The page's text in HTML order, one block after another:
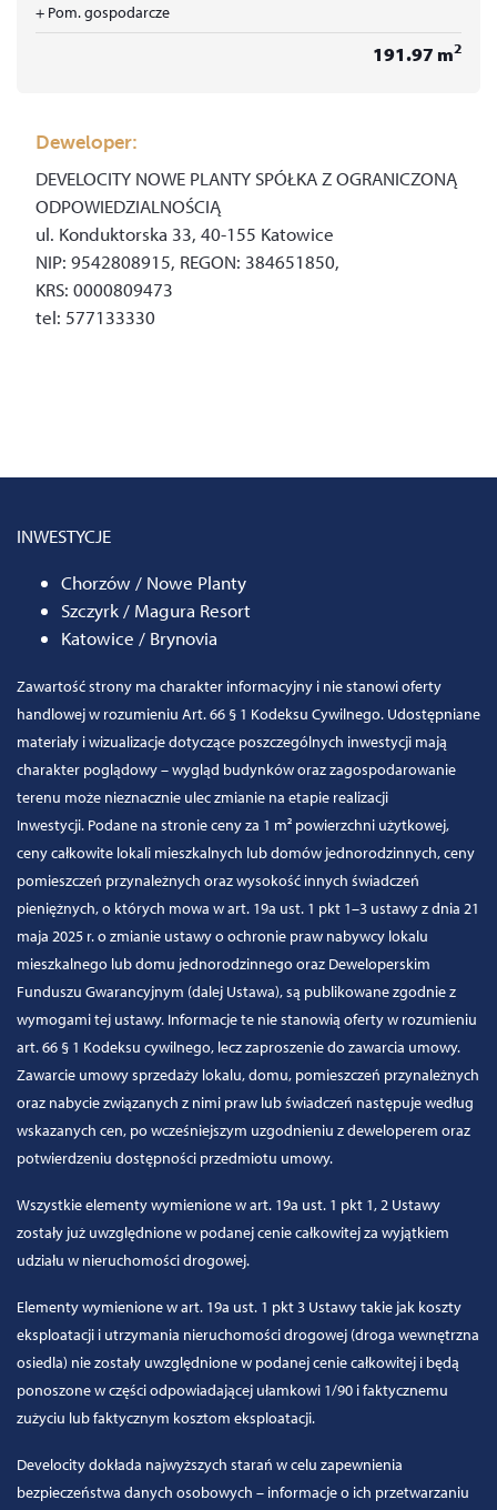
+ Pom. gospodarcze
191.97 m2
Deweloper:
DEVELOCITY NOWE PLANTY SPÓŁKA Z OGRANICZONĄ
ODPOWIEDZIALNOŚCIĄ
ul. Konduktorska 33, 40-155 Katowice
NIP: 9542808915, REGON: 384651850,
KRS: 0000809473
tel: 577133330
INWESTYCJE
Chorzów / Nowe Planty
Szczyrk / Magura Resort
Katowice / Brynovia
Zawartość strony ma charakter informacyjny i nie stanowi oferty
handlowej w rozumieniu Art. 66 § 1 Kodeksu Cywilnego. Udostępniane
materiały i wizualizacje dotyczące poszczególnych inwestycji mają
charakter poglądowy – wygląd budynków oraz zagospodarowanie
terenu może nieznacznie ulec zmianie na etapie realizacji
Inwestycji. Podane na stronie ceny za 1 m² powierzchni użytkowej,
ceny całkowite lokali mieszkalnych lub domów jednorodzinnych, ceny
pomieszczeń przynależnych oraz wysokość innych świadczeń
pieniężnych, o których mowa w art. 19a ust. 1 pkt 1–3 ustawy z dnia 21
maja 2025 r. o zmianie ustawy o ochronie praw nabywcy lokalu
mieszkalnego lub domu jednorodzinnego oraz Deweloperskim
Funduszu Gwarancyjnym (dalej Ustawa), są publikowane zgodnie z
wymogami tej ustawy. Informacje te nie stanowią oferty w rozumieniu
art. 66 § 1 Kodeksu cywilnego, lecz zaproszenie do zawarcia umowy.
Zawarcie umowy sprzedaży lokalu, domu, pomieszczeń przynależnych
oraz nabycie związanych z nimi praw lub świadczeń następuje według
wskazanych cen, po wcześniejszym uzgodnieniu z deweloperem oraz
potwierdzeniu dostępności przedmiotu umowy.
Wszystkie elementy wymienione w art. 19a ust. 1 pkt 1, 2 Ustawy
zostały już uwzględnione w podanej cenie całkowitej za wyjątkiem
udziału w nieruchomości drogowej.
Elementy wymienione w art. 19a ust. 1 pkt 3 Ustawy takie jak koszty
eksploatacji i utrzymania nieruchomości drogowej (droga wewnętrzna
osiedla) nie zostały uwzględnione w podanej cenie całkowitej i będą
ponoszone w części odpowiadającej ułamkowi 1/90 i faktycznemu
zużyciu lub faktycznym kosztom eksploatacji.
Develocity dokłada najwyższych starań w celu zapewnienia
bezpieczeństwa danych osobowych – informacje o ich przetwarzaniu